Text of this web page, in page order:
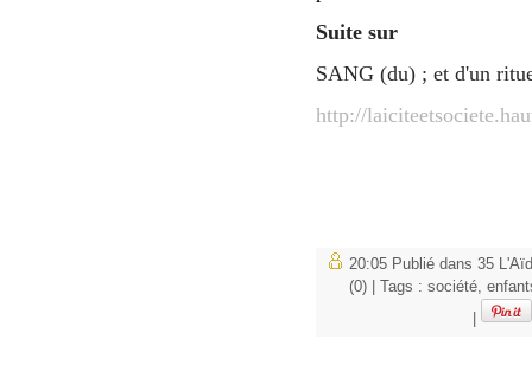
Suite sur
SANG (du) ; et d'un
http://
20:05 Publié dans 35
(0) | Tags : société